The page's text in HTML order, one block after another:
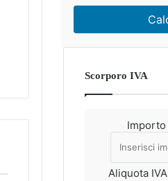
Scorporo IVA
Aliquota IVA